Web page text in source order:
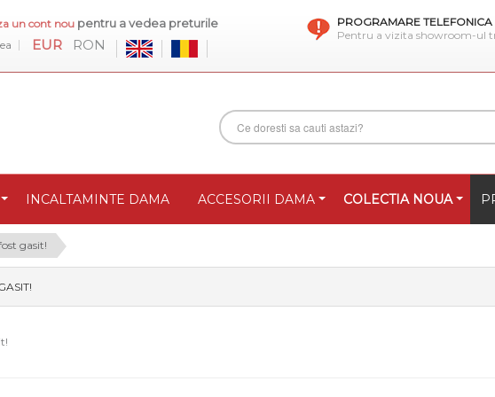
un cont nou pentru a vedea preturile
EUR RON
PROGRAMARE TELEFONICA
Pentru a vizita showroom-ul
INCALTAMINTE DAMA ACCESORII DAMA COLECTIA NOUA
gasit!